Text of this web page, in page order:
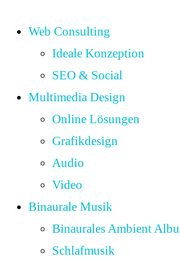
Web Consulting
Ideale Konzeption
SEO & Social
Multimedia Design
Online Lösungen
Grafikdesign
Audio
Video
Binaurale Musik
Binaurales Ambient
Schlafmusik